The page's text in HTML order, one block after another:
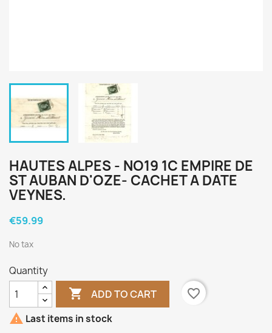
HAUTES ALPES - NO19 1C EMPIRE DE
ST AUBAN D'OZE- CACHET A DATE
VEYNES.
€59.99
No tax
Quantity
 ADD TO CART
favorite_border
 Last items in stock